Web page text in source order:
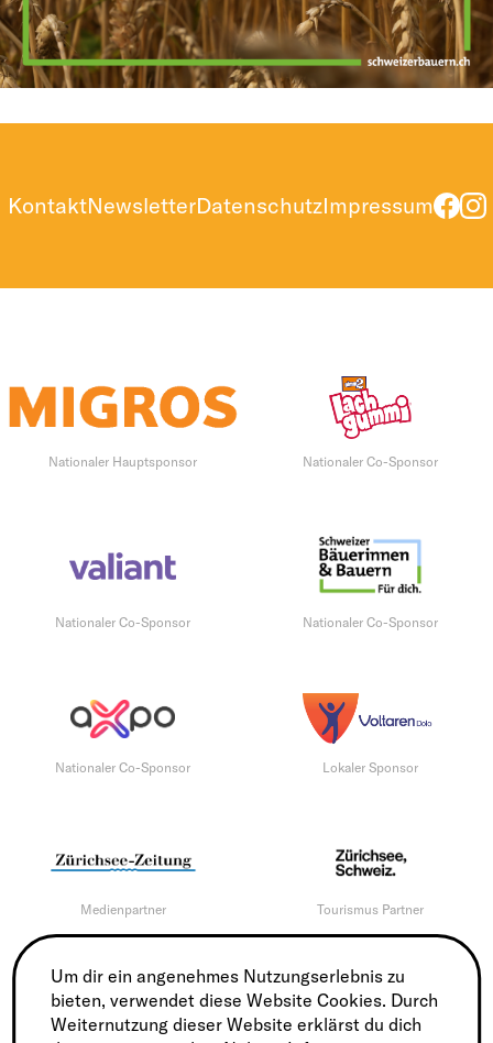
KontaktNewsletterDatenschutzImpressum
Nationaler Hauptsponsor Nationaler Co-Sponsor
Nationaler Co-Sponsor Nationaler Co-Sponsor
Nationaler Co-Sponsor Lokaler Sponsor
Medienpartner Tourismus Partner
Um dir ein angenehmes Nutzungserlebnis zu
bieten, verwendet diese Website Cookies. Durch
Weiternutzung dieser Website erklärst du dich